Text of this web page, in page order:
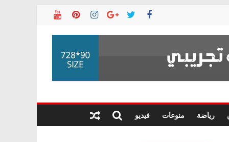
رياضة منوعات فيديو